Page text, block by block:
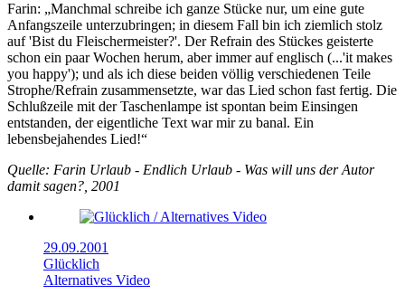
Farin: „Manchmal schreibe ich ganze Stücke nur, um eine gute
Anfangszeile unterzubringen; in diesem Fall bin ich ziemlich stolz
auf 'Bist du Fleischermeister?'. Der Refrain des Stückes geisterte
schon ein paar Wochen herum, aber immer auf englisch (...'it makes
you happy'); und als ich diese beiden völlig verschiedenen Teile
Strophe/Refrain zusammensetzte, war das Lied schon fast fertig. Die
Schlußzeile mit der Taschenlampe ist spontan beim Einsingen
entstanden, der eigentliche Text war mir zu banal. Ein
lebensbejahendes Lied!“
Quelle: Farin Urlaub - Endlich Urlaub - Was will uns der Autor
damit sagen?, 2001
29.09.2001
Glücklich
Alternatives Video